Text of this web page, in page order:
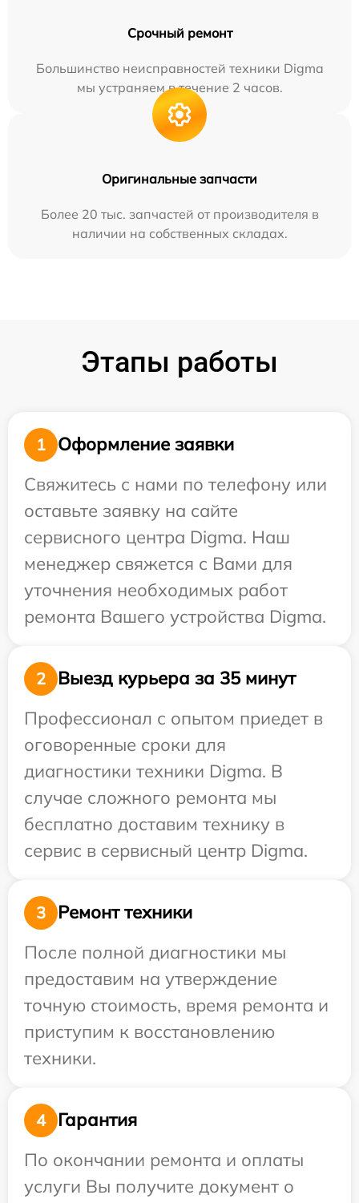
Срочный ремонт
Большинство неисправностей техники Digma
мы устраняем в течение 2 часов.
Оригинальные запчасти
Более 20 тыс. запчастей от производителя в
наличии на собственных складах.
Этапы работы
1
Оформление заявки
Свяжитесь с нами по телефону или
оставьте заявку на сайте
сервисного центра Digma. Наш
менеджер свяжется с Вами для
уточнения необходимых работ
ремонта Вашего устройства Digma.
2
Выезд курьера за 35 минут
Профессионал с опытом приедет в
оговоренные сроки для
диагностики техники Digma. В
случае сложного ремонта мы
бесплатно доставим технику в
сервис в сервисный центр Digma.
3
Ремонт техники
После полной диагностики мы
предоставим на утверждение
точную стоимость, время ремонта и
приступим к восстановлению
техники.
4
Гарантия
По окончании ремонта и оплаты
услуги Вы получите документ о